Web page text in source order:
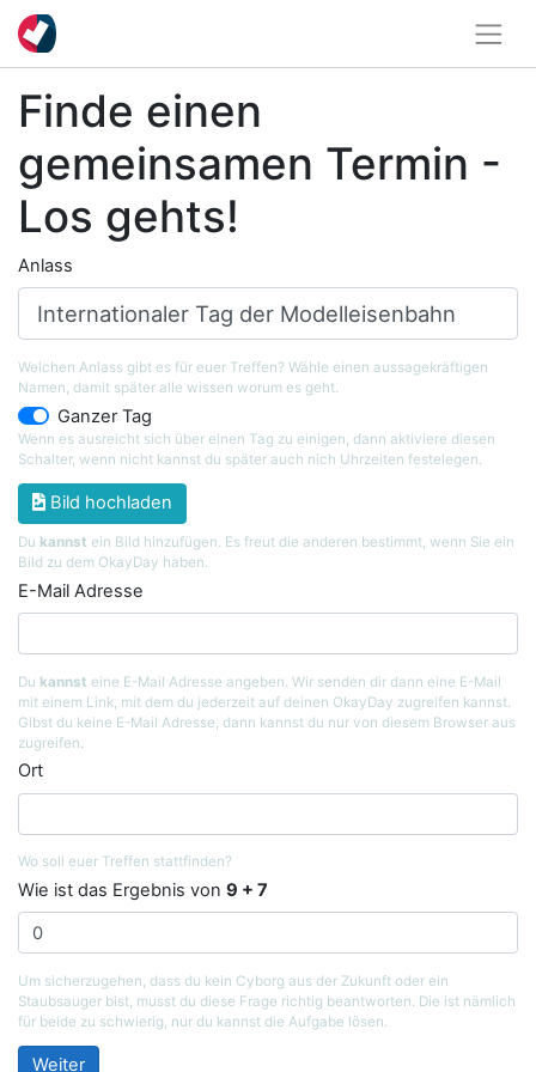
Finde einen
gemeinsamen Termin -
Los gehts!
Anlass
Welchen Anlass gibt es für euer Treffen? Wähle einen aussagekräftigen
Namen, damit später alle wissen worum es geht.
Ganzer Tag
Wenn es ausreicht sich über einen Tag zu einigen, dann aktiviere diesen
Schalter, wenn nicht kannst du später auch nich Uhrzeiten festelegen.
Bild hochladen
Du kannst ein Bild hinzufügen. Es freut die anderen bestimmt, wenn Sie ein
Bild zu dem OkayDay haben.
E-Mail Adresse
Du kannst eine E-Mail Adresse angeben. Wir senden dir dann eine E-Mail
mit einem Link, mit dem du jederzeit auf deinen OkayDay zugreifen kannst.
Gibst du keine E-Mail Adresse, dann kannst du nur von diesem Browser aus
zugreifen.
Ort
Wo soll euer Treffen stattfinden?
Wie ist das Ergebnis von 9 + 7
Um sicherzugehen, dass du kein Cyborg aus der Zukunft oder ein
Staubsauger bist, musst du diese Frage richtig beantworten. Die ist nämlich
für beide zu schwierig, nur du kannst die Aufgabe lösen.
Weiter